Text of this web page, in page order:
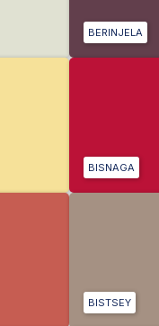
BERINJELA
BISNAGA
BISTSEY